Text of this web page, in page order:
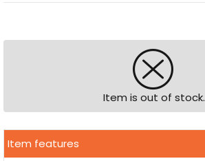
Item is out of stock.
Item features